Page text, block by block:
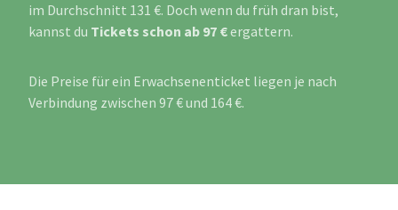
im Durchschnitt 131 €. Doch wenn du früh dran bist,
kannst du Tickets schon ab 97 €ergattern.
Die Preise für ein Erwachsenenticket liegen je nach
Verbindung zwischen 97 € und 164 €.